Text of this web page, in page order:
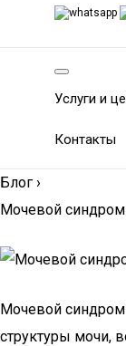
Услуги и
Контакты
Блог ›
Мочевой синдром
Мочевой
структуры мочи,